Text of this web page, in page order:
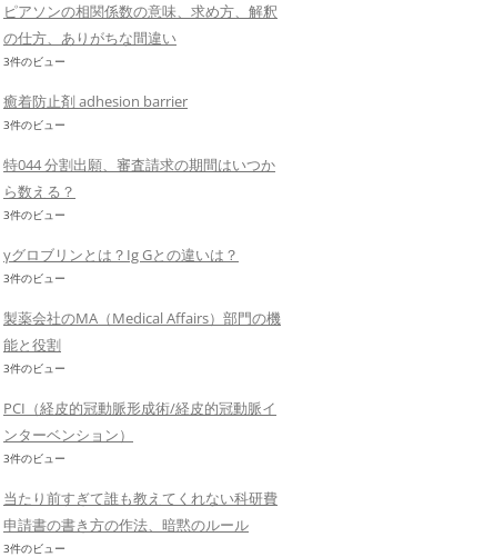
ピアソンの相関係数の意味、求め方、解釈
の仕方、ありがちな間違い
3件のビュー
癒着防止剤 adhesion barrier
3件のビュー
特044 分割出願、審査請求の期間はいつか
ら数える？
3件のビュー
γグロブリンとは？Ig Gとの違いは？
3件のビュー
製薬会社のMA（Medical Affairs）部門の機
能と役割
3件のビュー
PCI（経皮的冠動脈形成術/経皮的冠動脈イ
ンターベンション）
3件のビュー
当たり前すぎて誰も教えてくれない科研費
申請書の書き方の作法、暗黙のルール
3件のビュー